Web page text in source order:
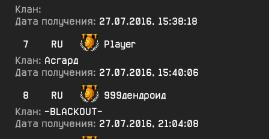
Клан:
Дата получения: 27.07.2016, 15:38:18
7
RU
P1ayer
Клан: Асгард
Дата получения: 27.07.2016, 15:40:06
8
RU
999дендроид
Клан: -BLACKOUT-
Дата получения: 27.07.2016, 21:04:08